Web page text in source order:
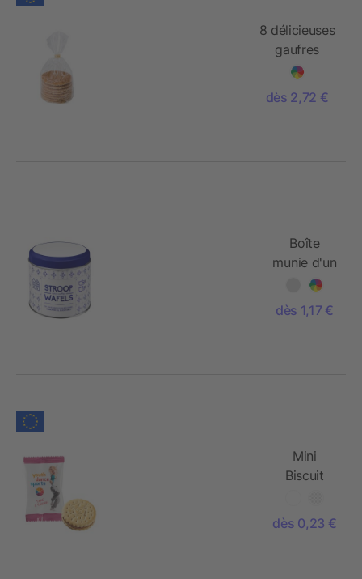
8 délicieuses
gaufres
néerlandaises
dès 2,72 €
Boîte
munie d'un
couvercle
dès 1,17 €
Mini
Biscuit
dès 0,23 €